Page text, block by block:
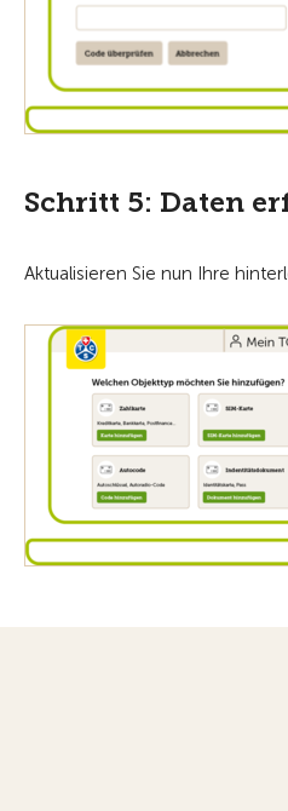
Schritt 5: Daten
Aktualisieren Sie nun Ihre